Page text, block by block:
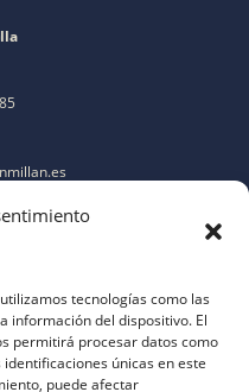
tecnologías como las
información del dispositivo. El
permitirá procesar datos como
únicas en este
puede afectar